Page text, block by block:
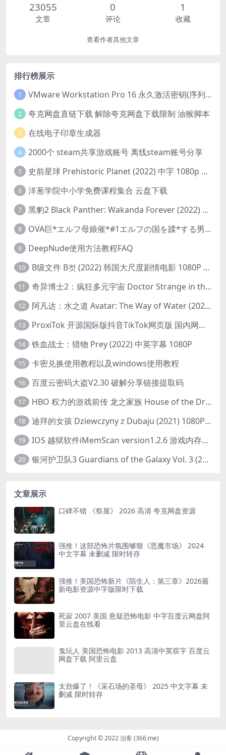
23055
文章
0
评论
1
收藏
查看作者其他文章
排行榜展示
1 VMware Workstation Pro 16 永久激活密钥(序列号)
2 夸克网盘直链下载 解除夸克网盘下载限制 油猴脚本
3 在线电子印章生成器
4 2000个 steam共享游戏账号 离线steam账号分享
5 史前星球 Prehistoric Planet (2022) 中字 1080p 高清 阿里云盘 2022.5.27已更新全集
6 洋葱学院中小学免费课程集合 云盘下载
7 黑豹2 Black Panther: Wakanda Forever (2022) 高清版
8 OVA巨*エルフ母娘催*#1エルフの国を蹂*する男。汚された女王と姫
9 DeepNude使用方法教程FAQ
10 B级文件 B컷 (2022) 韩国大尺度剧情电影 1080P 中字
11 奇异博士2：疯狂多元宇宙 Doctor Strange in the Multiverse of Madness (2022) 高清版1080p
12 阿凡达：水之道 Avatar: The Way of Water (2022) 1080p 2k 4k 中文字幕
13 ProxiTok 开源国际版抖音TikTok网页版 国内网络直连
14 铁血战士：猎物 Prey (2022) 中英字幕 1080P
15 卡密兑换使用教程以及windows使用教程
16 百度云密码大盗V2.30 破解分享链接提取码
17 HBO 权力的游戏前传 龙之家族 House of the Dragon (2022) 中字 1080P 更新4集
18 迪拜的女孩 Dziewczyny z Dubaju (2021) 1080P 中字
19 IOS 越狱软件iMemScan version1.2.6 游戏内存修改器
20 银河护卫队3 Guardians of the Galaxy Vol. 3 (2023)4K高清资源1080p只分享精品
文章展示
口碑不错 《祭屋》 2026 高清 夸克网盘资源
强推！这部恐怖片氛围够狠《恶魔市场》 2024
中文字幕 未删减 限时转存
强推！美国恐怖新片《陌生人：第三章》2026最
新电影资源中字版限时下载
死寂 2007 美国 悬疑恐怖电影 中字百度云网盘阿
里云盘在线看
鬼玩人 美国恐怖电影 2013 高清中英双字 百度云
网盘下载 阿里云盘
太劲爆了！《采石场的圣母》 2025 中文字幕 未
删减 限时转存
Copyright © 2022 泊客 (366.me)